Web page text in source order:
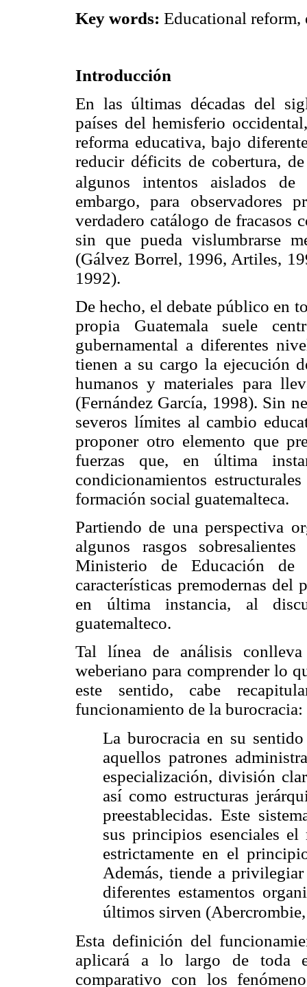
Key words: Educational
Introducción
En las últimas décadas del
países del hemisferio
reforma educativa, bajo
reducir déficits de cobertura,
algunos intentos aislados de
embargo, para observadores
verdadero catálogo de fracasos
sin que pueda vislumbrarse
(Gálvez Borrel, 1996, Artiles,
1992).
De hecho, el debate público en
propia Guatemala suele
gubernamental a diferentes
tienen a su cargo la ejecución
humanos y materiales para
(Fernández García, 1998). Sin
severos límites al cambio
proponer otro elemento que
fuerzas que, en última
condicionamientos
formación social guatemalteca.
Partiendo de una perspectiva
algunos rasgos
Ministerio de Educación
características premodernas del
en última instancia, al
guatemalteco.
Tal línea de análisis
weberiano para comprender lo
este sentido, cabe
funcionamiento de la burocracia:
La burocracia en su
aquellos patrones
especialización, división
así como estructuras
preestablecidas. Este
sus principios esenciales el
estrictamente en el
Además, tiende a
diferentes estamentos
últimos sirven
Esta definición del
aplicará a lo largo de toda
comparativo con los